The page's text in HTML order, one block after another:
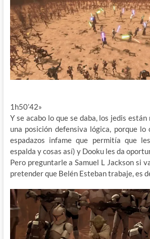
1h50’42»
Y se acabo lo que se daba, los jedis
una posición defensiva lógica, porque
espadazos infame que permitía que
espalda y cosas así) y Dooku les da
Pero preguntarle a Samuel L Jackson si
pretender que Belén Esteban trabaje, es